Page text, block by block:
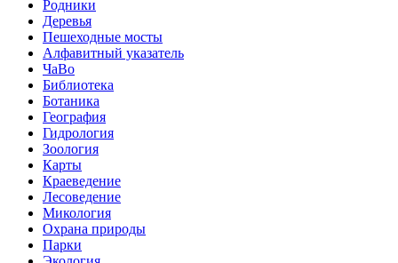
Родники
Деревья
Пешеходные мосты
Алфавитный указатель
ЧаВо
Библиотека
Ботаника
География
Гидрология
Зоология
Карты
Краеведение
Лесоведение
Микология
Охрана природы
Парки